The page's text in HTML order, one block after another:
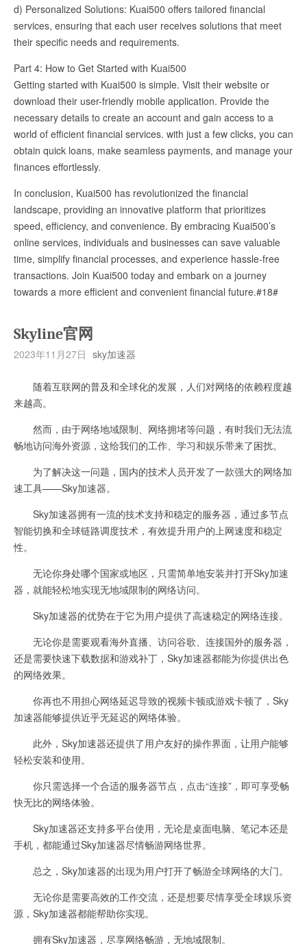
d) Personalized Solutions: Kuai500 offers tailored financial
services, ensuring that each user receives solutions that meet
their specific needs and requirements.
Part 4: How to Get Started with Kuai500
Getting started with Kuai500 is simple. Visit their website or
download their user-friendly mobile application. Provide the
necessary details to create an account and gain access to a
world of efficient financial services. with just a few clicks, you can
obtain quick loans, make seamless payments, and manage your
finances effortlessly.
In conclusion, Kuai500 has revolutionized the financial
landscape, providing an innovative platform that prioritizes
speed, efficiency, and convenience. By embracing Kuai500’s
online services, individuals and businesses can save valuable
time, simplify financial processes, and experience hassle-free
transactions. Join Kuai500 today and embark on a journey
towards a more efficient and convenient financial future.#18#
Skyline官网
2023年11月27日 sky加速器
随着互联网的普及和全球化的发展，人们对网络的依赖程度越
来越高。
然而，由于网络地域限制、网络拥堵等问题，有时我们无法流
畅地访问海外资源，这给我们的工作、学习和娱乐带来了困扰。
为了解决这一问题，国内的技术人员开发了一款强大的网络加
速工具——Sky加速器。
Sky加速器拥有一流的技术支持和稳定的服务器，通过多节点
智能切换和全球链路调度技术，有效提升用户的上网速度和稳定
性。
无论你身处哪个国家或地区，只需简单地安装并打开Sky加速
器，就能轻松地实现无地域限制的网络访问。
Sky加速器的优势在于它为用户提供了高速稳定的网络连接。
无论你是需要观看海外直播、访问谷歌、连接国外的服务器，
还是需要快速下载数据和游戏补丁，Sky加速器都能为你提供出色
的网络效果。
你再也不用担心网络延迟导致的视频卡顿或游戏卡顿了，Sky
加速器能够提供近乎无延迟的网络体验。
此外，Sky加速器还提供了用户友好的操作界面，让用户能够
轻松安装和使用。
你只需选择一个合适的服务器节点，点击“连接”，即可享受畅
快无比的网络体验。
Sky加速器还支持多平台使用，无论是桌面电脑、笔记本还是
手机，都能通过Sky加速器尽情畅游网络世界。
总之，Sky加速器的出现为用户打开了畅游全球网络的大门。
无论你是需要高效的工作交流，还是想要尽情享受全球娱乐资
源，Sky加速器都能帮助你实现。
拥有Sky加速器，尽享网络畅游，无地域限制。